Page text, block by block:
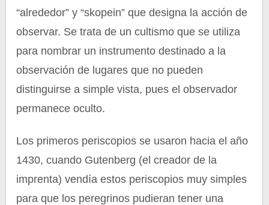
“alrededor” y “skopein” que designa la acción de
observar. Se trata de un cultismo que se utiliza
para nombrar un instrumento destinado a la
observación de lugares que no pueden
distinguirse a simple vista, pues el observador
permanece oculto.
Los primeros periscopios se usaron hacia el año
1430, cuando Gutenberg (el creador de la
imprenta) vendía estos periscopios muy simples
para que los peregrinos pudieran tener una